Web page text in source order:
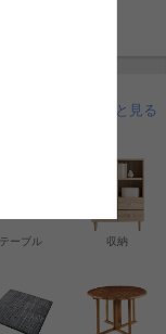
もっと見る
収納
テーブル